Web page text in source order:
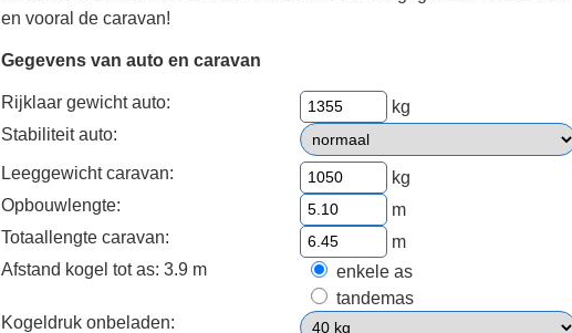
en vooral de caravan!
Gegevens van auto en caravan
Rijklaar gewicht auto:
kg
Stabiliteit auto:
Leeggewicht caravan:
kg
Opbouwlengte:
m
Totaallengte caravan:
m
Afstand kogel tot as: 3.9 m
enkele as
tandemas
Kogeldruk onbeladen: